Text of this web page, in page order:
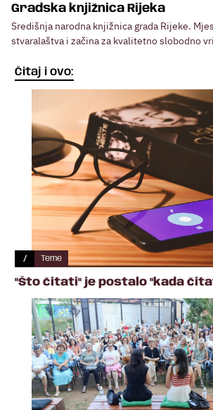
Gradska knjižnica Rijeka
Središnja narodna knjižnica grada Rijeke.
stvaralaštva i začina za kvalitetno slobodno
Čitaj i ovo:
/ Teme
"Što čitati" je postalo "kada